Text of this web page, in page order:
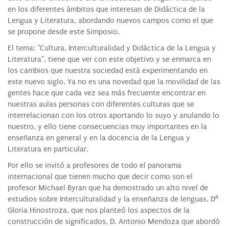
en los diferentes ámbitos que interesan de Didáctica de la
Lengua y Literatura, abordando nuevos campos como el que
se propone desde este Simposio.
El tema: "Cultura, Interculturalidad y Didáctica de la Lengua y
Literatura", tiene que ver con este objetivo y se enmarca en
los cambios que nuestra sociedad está experimentando en
este nuevo siglo. Ya no es una novedad que la movilidad de las
gentes hace que cada vez sea más frecuente encontrar en
nuestras aulas personas con diferentes culturas que se
interrelacionan con los otros aportando lo suyo y anulando lo
nuestro, y ello tiene consecuencias muy importantes en la
enseñanza en general y en la docencia de la Lengua y
Literatura en particular.
Por ello se invitó a profesores de todo el panorama
internacional que tienen mucho que decir como son el
profesor Michael Byran que ha demostrado un alto nivel de
estudios sobre Interculturalidad y la enseñanza de lenguas, Dª
Gloria Hinostroza, que nos planteó los aspectos de la
construcción de significados, D. Antonio Mendoza que abordó